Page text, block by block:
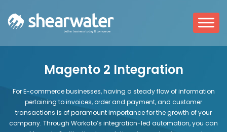
Magento 2 Integration
For E-commerce businesses, having a steady flow of information
pertaining to invoices, order and payment, and customer
transactions is of paramount importance for the growth of your
company. Through Workato’s integration-led automation, you can